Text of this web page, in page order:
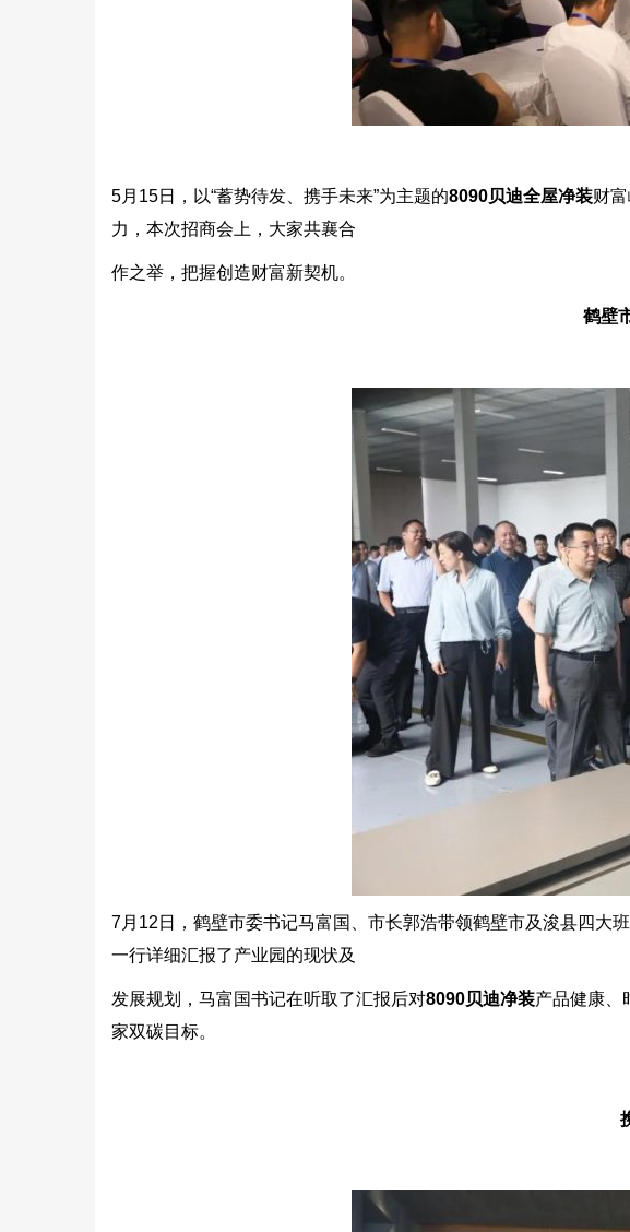
5月15日，以“蓄势待发、携手未来”为主题的8090贝迪全屋净装财
力，本次招商会上，大家共襄合
作之举，把握创造财富新契机。
鹤壁
7月12日，鹤壁市委书记马富国、市长郭浩带领鹤壁市及浚县四大
一行详细汇报了产业园的现状及
发展规划，马富国书记在听取了汇报后对8090贝迪净装产品健康、
家双碳目标。